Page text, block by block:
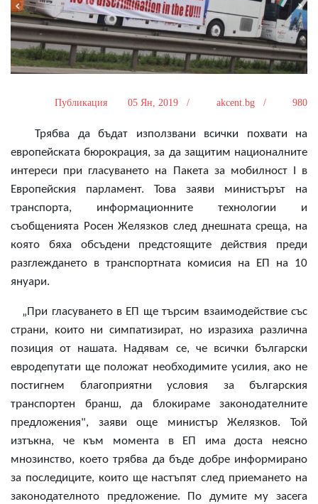
Публикация 05 Ян, 2019 / akcent.bg / 980
Трябва да бъдат използвани всички похвати на
европейската бюрокрация, за да защитим националните
интереси при гласуването на Пакета за мобилност I в
Европейския парламент. Това заяви министърът на
транспорта, информационните технологии и
съобщенията Росен Желязков след днешната среща, на
която бяха обсъдени предстоящите действия преди
разглеждането в транспортната комисия на ЕП на 10
януари.
„При гласуването в ЕП ще търсим взаимодействие със
страни, които ни симпатизират, но изразиха различна
позиция от нашата. Надявам се, че всички български
евродепутати ще положат необходимите усилия, ако не
постигнем благоприятни условия за българския
транспортен бранш, да блокираме законодателните
предложения", заяви още министър Желязков. Той
изтъкна, че към момента в ЕП има доста неясно
мнозинство, което трябва да бъде добре информирано
за последиците, които ще настъпят след приемането на
законодателното предложение. По думите му засега